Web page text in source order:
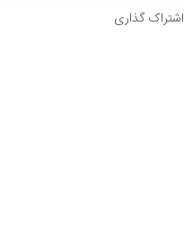
اشتراک گذاری